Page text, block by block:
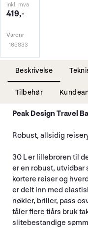
inkl. mva
419,-
Varenr
165833
Beskrivelse
Tilbehør
Peak Design Travel
Robust, allsidig
30 L er lillebroren til
er en robust, utvidbar
kortere reiser og
er delt inn med
nøkler, briller, pass
tåler flere tiårs bruk
slitebestandige